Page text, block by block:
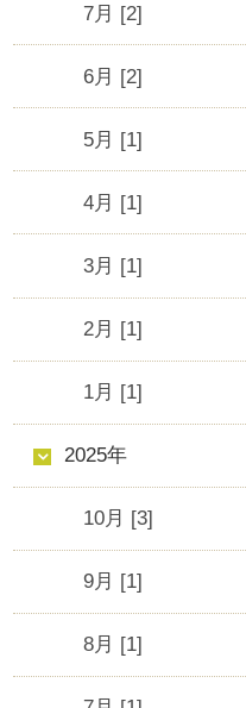
7月 [2]
6月 [2]
5月 [1]
4月 [1]
3月 [1]
2月 [1]
1月 [1]
2025年
10月 [3]
9月 [1]
8月 [1]